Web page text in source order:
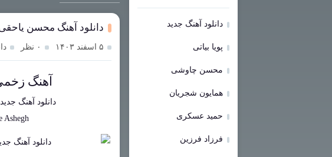
دانلود آهنگ محسن
۵ اسفند ۱۴۰۳ ۰ نظر
آهنگ
دانلود آهنگ جدید
Ashegh
دانلود آهنگ جدید
پویا بیاتی
محسن چاوشی
همایون شجریان
حمید عسکری
فرزاد فرزین